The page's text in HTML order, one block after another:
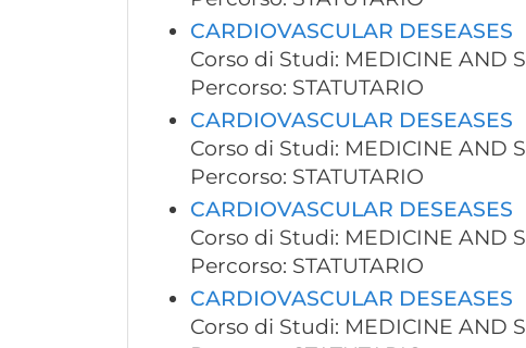
CARDIOVASCULAR DESEASES
Corso di Studi: MEDICINE AND
Percorso: STATUTARIO
CARDIOVASCULAR DESEASES
Corso di Studi: MEDICINE AND
Percorso: STATUTARIO
CARDIOVASCULAR DESEASES
Corso di Studi: MEDICINE AND
Percorso: STATUTARIO
CARDIOVASCULAR DESEASES
Corso di Studi: MEDICINE AND